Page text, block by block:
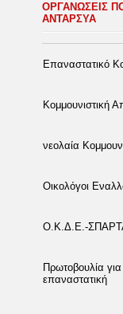
ΟΡΓΑΝΩΣΕΙΣ
ΑΝΤΑΡΣΥΑ
Επαναστατικό
Κομμουνιστική
νεολαία
Οικολόγοι
Ο.Κ.Δ.Ε.-
Πρωτοβουλία
επαναστατική